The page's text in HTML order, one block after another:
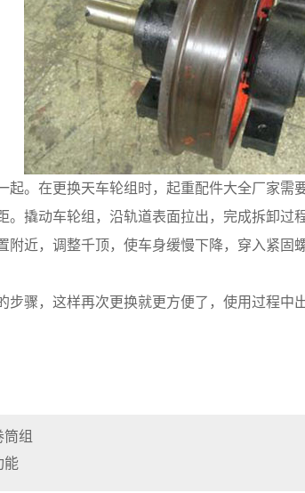
。在更换天车轮组时，起重配件大全厂家
撬动车轮组，沿轨道表面拉出，完成拆卸过程
近，调整千顶，使车身缓慢下降，穿入紧
骤，这样再次更换就更方便了，使用过程中
组
能